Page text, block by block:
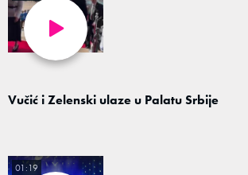
Vučić i Zelenski ulaze u Palatu Srbije
01:19